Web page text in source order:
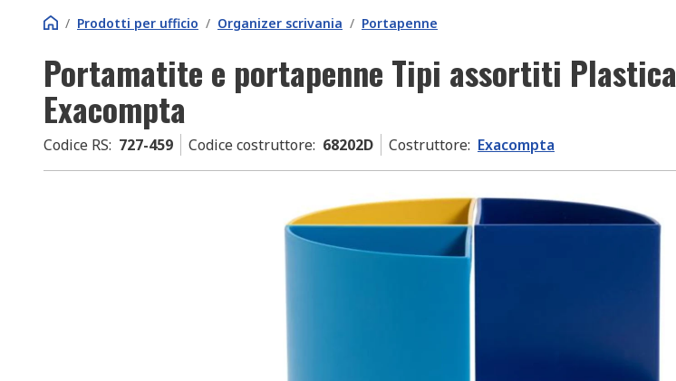
/ Prodotti per ufficio / Organizer scrivania / Portapenne
Portamatite e portapenne Tipi assortiti Plastica
Exacompta
Codice RS: 727-459 Codice costruttore: 68202D Costruttore: Exacompta